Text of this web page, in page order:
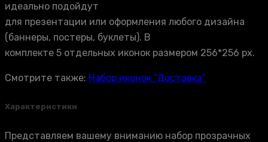
идеально подойдут
для презентации или оформления любого дизайна
(баннеры, постеры, буклеты). В
комплекте 5 отдельных иконок размером 256*256 px.
Смотрите также: Набор иконок “Доставка”
Характеристики
Представляем вашему вниманию набор прозрачных